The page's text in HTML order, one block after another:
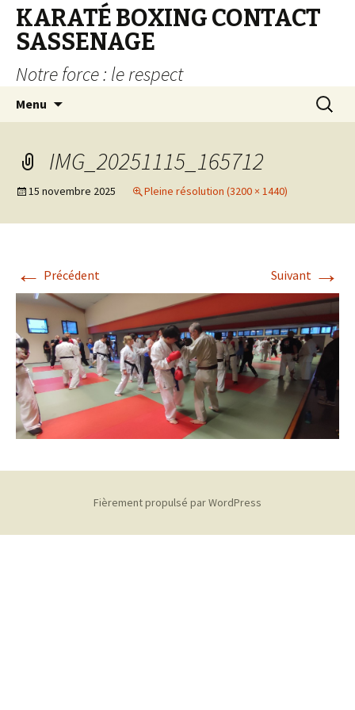
KARATÉ BOXING CONTACT
SASSENAGE
Notre force : le respect
Menu
IMG_20251115_165712
15 novembre 2025 Pleine résolution (3200 × 1440)
← Précédent Suivant →
Fièrement propulsé par WordPress